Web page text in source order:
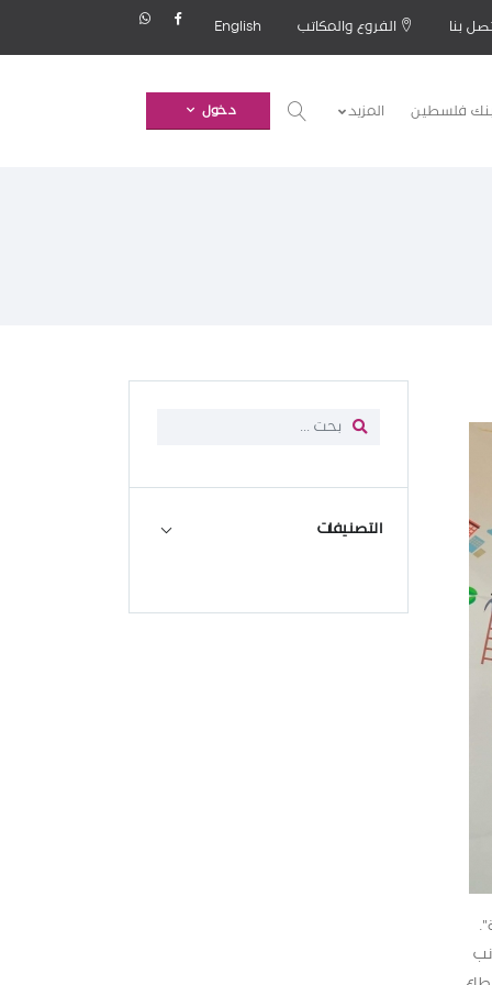
بنا الفروع والمكاتب English
فلسطين المزيد دخول
التصنيفات